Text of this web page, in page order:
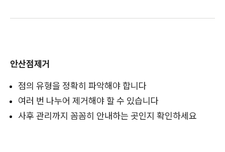
안산점제거
점의 유형을 정확히 파악해야 합니다
여러 번 나누어 제거해야 할 수 있습니다
사후 관리까지 꼼꼼히 안내하는 곳인지 확인하세요